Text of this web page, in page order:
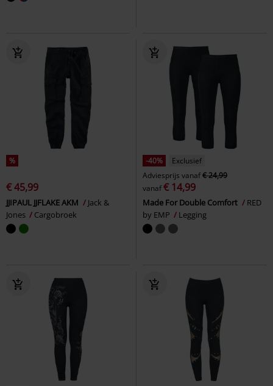
%
€ 45,99
JJIPAUL JJFLAKE AKM
Jack &
Jones
Cargobroek
-40%
Exclusief
Adviesprijs vanaf€ 24,99
vanaf€ 14,99
Made For Double Comfort
RED
by EMP
Legging